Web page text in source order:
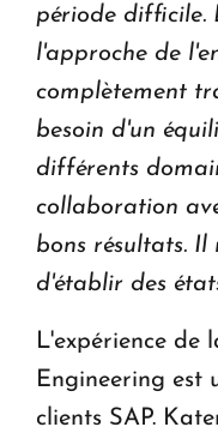
période difficile.
l'approche de
complètement
besoin d'un
différents
collaboration
bons résultats. Il
d'établir des
L'expérience de
Engineering est
clients SAP.